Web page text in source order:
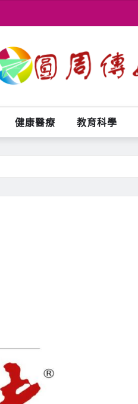
健康醫療 教育科學